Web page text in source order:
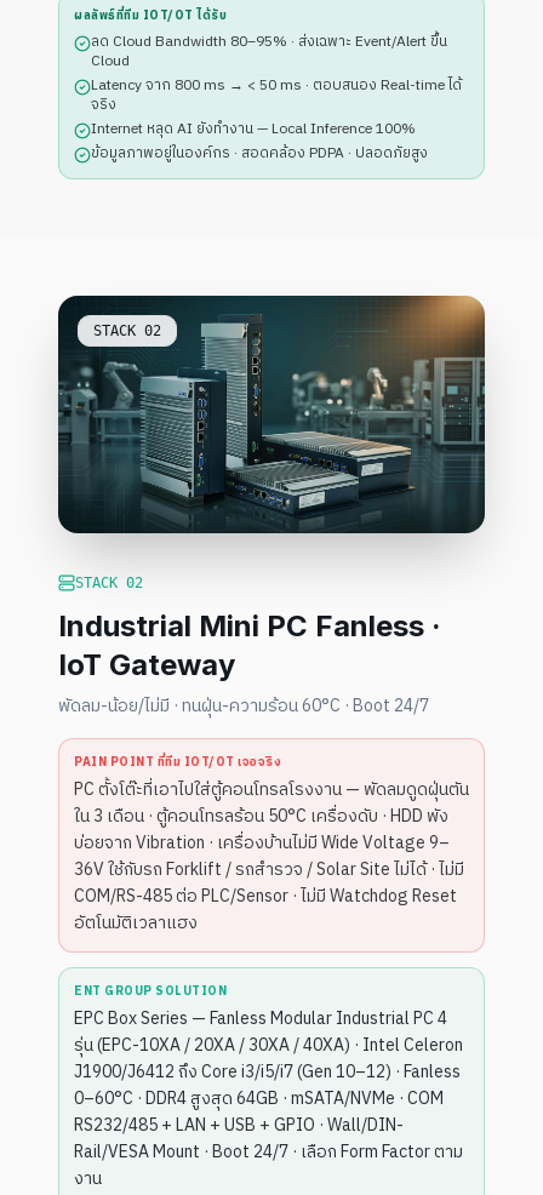
ผลลัพธ์ที่ทีม IOT/OT ได้รับ
ลด Cloud Bandwidth 80–95% · ส่งเฉพาะ Event/Alert ขึ้น
Cloud
Latency จาก 800 ms → < 50 ms · ตอบสนอง Real-time ได้
จริง
Internet หลุด AI ยังทำงาน — Local Inference 100%
ข้อมูลภาพอยู่ในองค์กร · สอดคล้อง PDPA · ปลอดภัยสูง
STACK 02
STACK 02
Industrial Mini PC Fanless ·
IoT Gateway
พัดลม-น้อย/ไม่มี · ทนฝุ่น-ความร้อน 60°C · Boot 24/7
PAIN POINT ที่ทีม IOT/OT เจอจริง
PC ตั้งโต๊ะที่เอาไปใส่ตู้คอนโทรลโรงงาน — พัดลมดูดฝุ่นตัน
ใน 3 เดือน · ตู้คอนโทรลร้อน 50°C เครื่องดับ · HDD พัง
บ่อยจาก Vibration · เครื่องบ้านไม่มี Wide Voltage 9–
36V ใช้กับรถ Forklift / รถสำรวจ / Solar Site ไม่ได้ · ไม่มี
COM/RS-485 ต่อ PLC/Sensor · ไม่มี Watchdog Reset
อัตโนมัติเวลาแฮง
ENT GROUP SOLUTION
EPC Box Series — Fanless Modular Industrial PC 4
รุ่น (EPC-10XA / 20XA / 30XA / 40XA) · Intel Celeron
J1900/J6412 ถึง Core i3/i5/i7 (Gen 10–12) · Fanless
0–60°C · DDR4 สูงสุด 64GB · mSATA/NVMe · COM
RS232/485 + LAN + USB + GPIO · Wall/DIN-
Rail/VESA Mount · Boot 24/7 · เลือก Form Factor ตาม
งาน